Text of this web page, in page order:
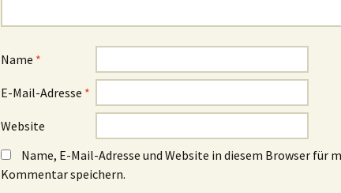
Name *
E-Mail-Adresse *
Website
Name, E-Mail-Adresse und Website in diesem Browser für
Kommentar speichern.